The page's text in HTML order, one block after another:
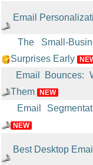
Email
The Small-
Surprises Early
Email Bounces:
Them
NEW
Email
NEW
Best Desktop